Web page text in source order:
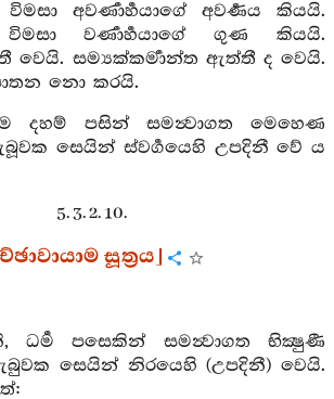
අවර්‍ණාර්‍හයාගේ අවර්‍ණය කියයි.
වර්‍ණාර්‍හයාගේ ගුණ කියයි.
වෙයි. සම්‍යක්කර්‍මාන්ත ඇත්තී ද වෙයි.
නො කරයි.
දහම් පසින් සමන්‍වාගත මෙහෙණ
සෙයින් ස්වර්‍ගයෙහි උපදිනී වේ ය
5. 3. 2. 10.
සූත්‍රය]
ධර්‍ම පසෙකින් සමන්‍වාගත භික්‍ෂුණී
සෙයින් නිරයෙහි (උපදිනී) වෙයි.